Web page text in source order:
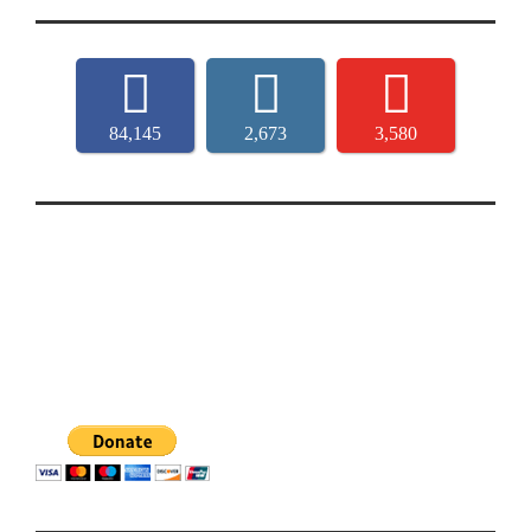
84,145 2,673 3,580